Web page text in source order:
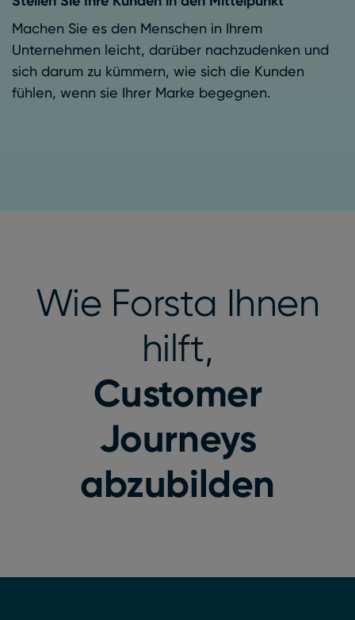
Machen Sie es den Menschen in Ihrem
Unternehmen leicht, darüber nachzudenken und
sich darum zu kümmern, wie sich die Kunden
fühlen, wenn sie Ihrer Marke begegnen.
Wie Forsta Ihnen
hilft,
Customer
Journeys
abzubilden